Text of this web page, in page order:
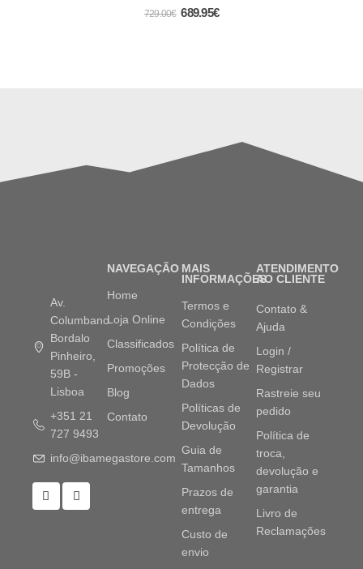
out of 5
729.00€ 689.95€
Av.
Columbano
Bordalo
Pinheiro,
59B -
Lisboa
+351 21
727 9493
info@ibamegastore.com
NAVEGAÇÃO
Home
Loja Online
Classificados
Promoções
Blog
Contato
MAIS
INFORMAÇÕES
Termos e
Condições
Política de
Protecção de
Dados
Políticas de
Devolução
Guia de
Tamanhos
Prazos de
entrega
Custo de
envio
ATENDIMENTO
AO CLIENTE
Contato &
Ajuda
Login /
Registrar
Rastreie seu
pedido
Política de
troca,
devolução e
garantia
Livro de
Reclamações